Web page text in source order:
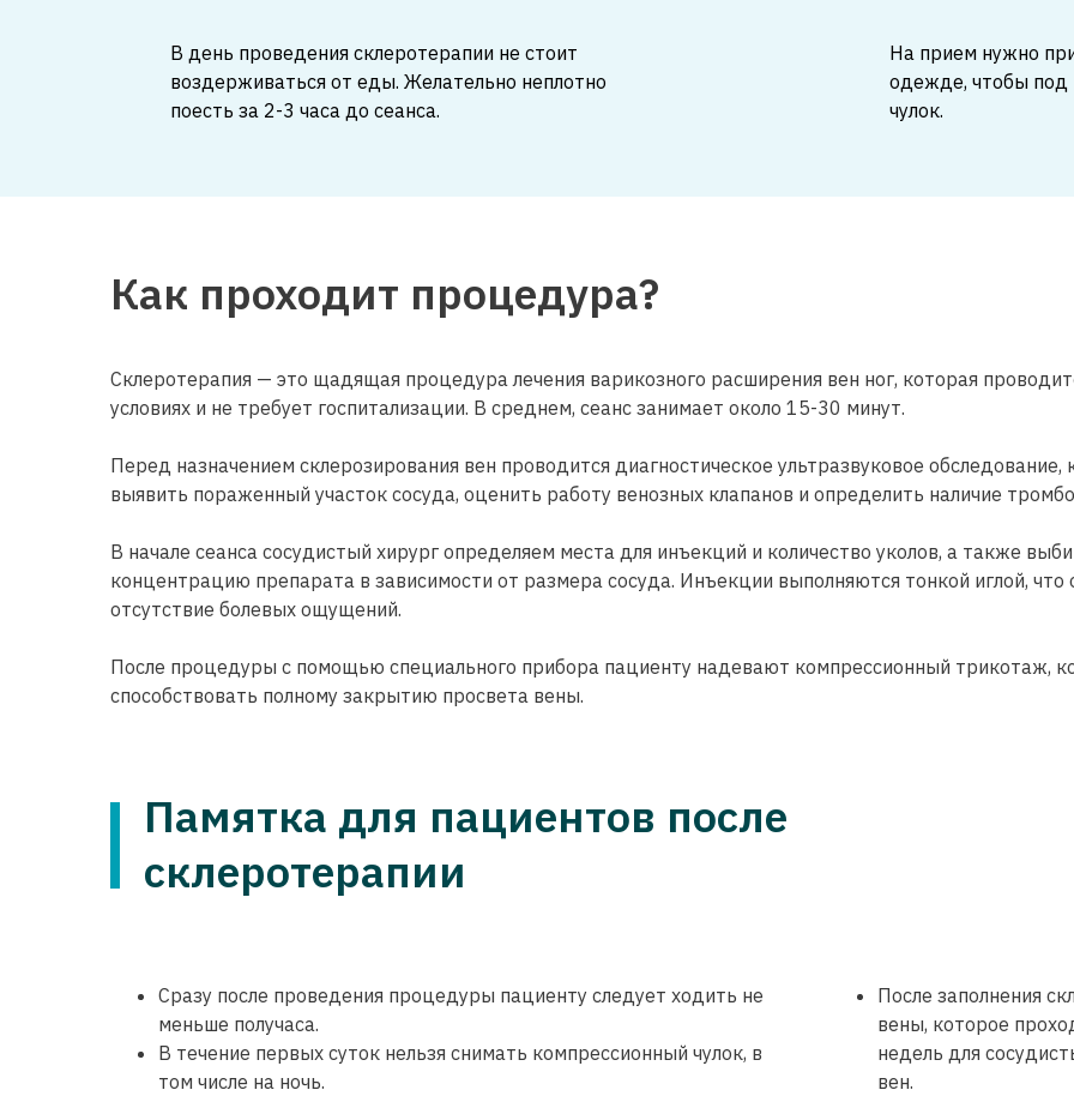
В день проведения склеротерапии не стоит
воздерживаться от еды. Желательно неплотно
поесть за 2-3 часа до сеанса.
На прием нужно
одежде, чтобы под
чулок.
Как проходит процедура?
Склеротерапия — это щадящая процедура лечения варикозного расширения вен ног, которая
условиях и не требует госпитализации. В среднем, сеанс занимает около 15-30 минут.
Перед назначением склерозирования вен проводится диагностическое ультразвуковое обследование,
выявить пораженный участок сосуда, оценить работу венозных клапанов и определить наличие
В начале сеанса сосудистый хирург определяем места для инъекций и количество уколов, а также
концентрацию препарата в зависимости от размера сосуда. Инъекции выполняются тонкой иглой, что
отсутствие болевых ощущений.
После процедуры с помощью специального прибора пациенту надевают компрессионный трикотаж,
способствовать полному закрытию просвета вены.
Памятка для пациентов после
склеротерапии
Сразу после проведения процедуры пациенту следует ходить не
меньше получаса.
В течение первых суток нельзя снимать компрессионный чулок, в
том числе на ночь.
После заполнения
вены, которое
недель для
вен.
сосудистого хирурга с УЗИ вен